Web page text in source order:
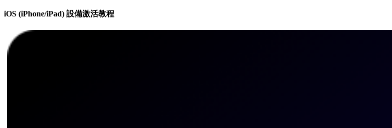
iOS (iPhone/iPad) 設備激活教程